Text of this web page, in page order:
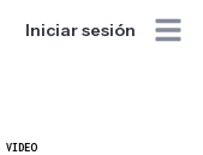
Iniciar sesión
VIDEO